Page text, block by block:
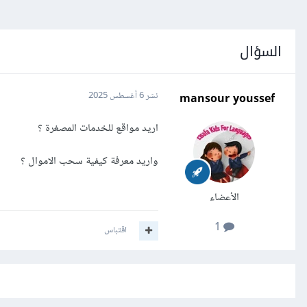
السؤال
mansour youssef
الأعضاء
نشر6 أغسطس 2025
اريد مواقع للخدمات المصغرة ؟
واريد معرفة كيفية سحب الاموال ؟
اقتباس